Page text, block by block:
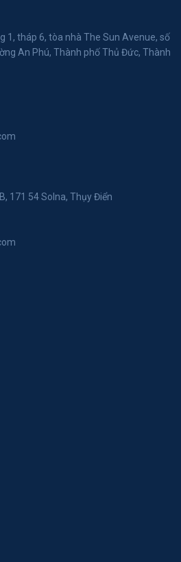
1, tháp 6, tòa nhà The Sun Avenue, số
An Phú, Thành phố Thủ Đức, Thành
171 54 Solna, Thụy Điển